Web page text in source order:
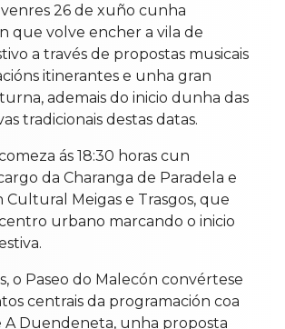
26 de xuño cunha
que volve encher a vila de
a través de propostas musicais
itinerantes e unha gran
ademais do inicio dunha das
tradicionais destas datas.
ás 18:30 horas cun
da Charanga de Paradela e
Cultural Meigas e Trasgos, que
urbano marcando o inicio
o Paseo do Malecón convértese
centrais da programación coa
A Duendeneta, unha proposta